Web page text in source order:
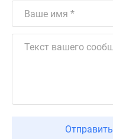
Отправить